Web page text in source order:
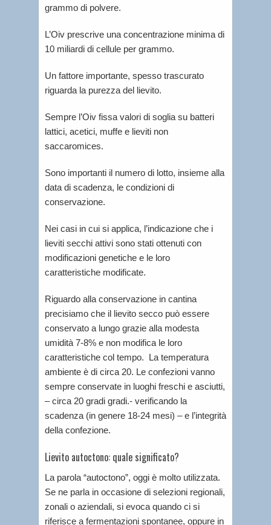
grammo di polvere.
L’Oiv prescrive una concentrazione minima di
10 miliardi di cellule per grammo.
Un fattore importante, spesso trascurato
riguarda la purezza del lievito.
Sempre l’Oiv fissa valori di soglia su batteri
lattici, acetici, muffe e lieviti non
saccaromices.
Sono importanti il numero di lotto, insieme alla
data di scadenza, le condizioni di
conservazione.
Nei casi in cui si applica, l’indicazione che i
lieviti secchi attivi sono stati ottenuti con
modificazioni genetiche e le loro
caratteristiche modificate.
Riguardo alla conservazione in cantina
precisiamo che il lievito secco può essere
conservato a lungo grazie alla modesta
umidità 7-8% e non modifica le loro
caratteristiche col tempo. La temperatura
ambiente è di circa 20. Le confezioni vanno
sempre conservate in luoghi freschi e asciutti,
– circa 20 gradi gradi.- verificando la
scadenza (in genere 18-24 mesi) – e l’integrità
della confezione.
Lievito autoctono: quale significato?
La parola “autoctono”, oggi è molto utilizzata.
Se ne parla in occasione di selezioni regionali,
zonali o aziendali, si evoca quando ci si
riferisce a fermentazioni spontanee, oppure in